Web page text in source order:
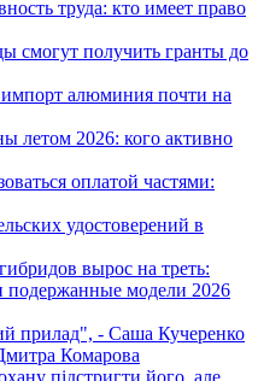
труда: кто имеет право
смогут получить гранты до
алюминия почти на
летом 2026: кого активно
оплатой частями:
удостоверений в
вырос на треть:
модели 2026
прилад", - Саша Кучеренко
Комарова
підстригти його, але